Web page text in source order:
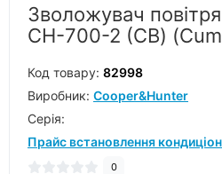
Зволожувач
СН-700-2 (CB)
Код товару: 82998
Виробник: Cooper&Hunter
Серiя:
Прайс встановлення
0